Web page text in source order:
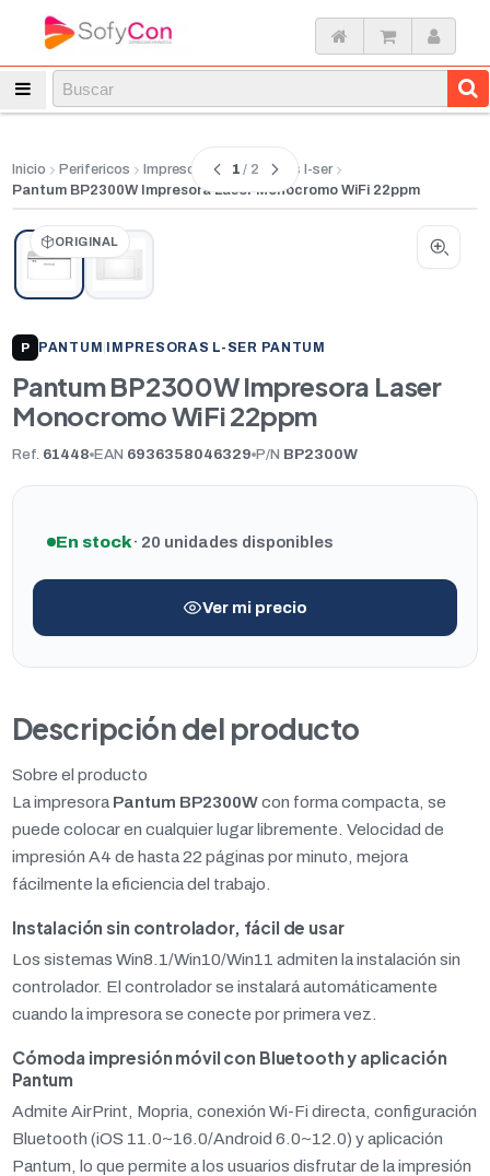
Inicio Perifericos Impresoras
Impresoras l-ser
Pantum BP2300W Impresora Laser Monocromo WiFi 22ppm
ORIGINAL
1 / 2
P PANTUM IMPRESORAS L-SER PANTUM
Pantum BP2300W Impresora Laser
Monocromo WiFi 22ppm
Ref. 61448 EAN 6936358046329 P/N BP2300W
En stock· 20 unidades disponibles
Ver mi precio
Descripción del producto
Sobre el producto
La impresora Pantum BP2300Wcon forma compacta, se
puede colocar en cualquier lugar libremente. Velocidad de
impresión A4 de hasta 22 páginas por minuto, mejora
fácilmente la eficiencia del trabajo.
Instalación sin controlador, fácil de usar
Los sistemas Win8.1/Win10/Win11 admiten la instalación sin
controlador. El controlador se instalará automáticamente
cuando la impresora se conecte por primera vez.
Cómoda impresión móvil con Bluetooth y aplicación
Pantum
Admite AirPrint, Mopria, conexión Wi-Fi directa, configuración
Bluetooth (iOS 11.0~16.0/Android 6.0~12.0) y aplicación
Pantum, lo que permite a los usuarios disfrutar de la impresión